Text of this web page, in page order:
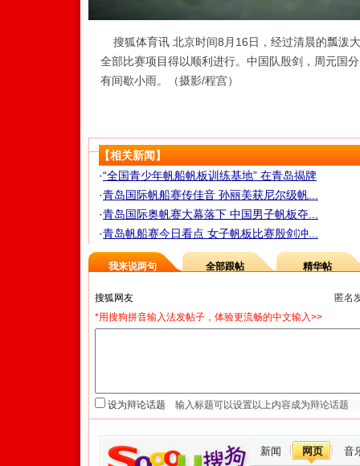
搜狐体育讯 北京时间8月16日，经过清晨的瓢泼
全部比赛项目得以顺利进行。中国队殷剑，周元国
有间歇小雨。（摄影/程宫）
【相关新闻】
·“全国青少年帆船帆板训练基地” 在青岛揭牌
·青岛国际帆船赛传佳音 孙丽美获尼尔级帆...
·青岛国际奥帆赛大幕落下 中国男子帆板夺...
·青岛帆船赛今日看点 女子帆板比赛殷剑冲...
我来说两句 全部跟帖 精华帖
匿名
*用搜狗拼音输入法发帖子，体验更流畅的中文输入>>
设为辩论话题
新闻 网页 音